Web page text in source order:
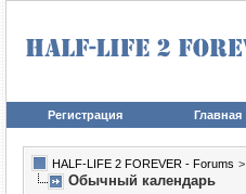
Регистрация Главная
HALF-LIFE 2 FOREVER - Forums >
Обычный календарь